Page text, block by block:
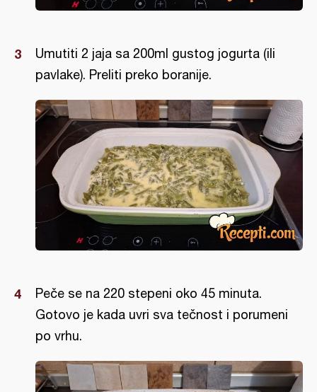
Umutiti 2 jaja sa 200ml gustog jogurta (ili
pavlake). Preliti preko boranije.
Peče se na 220 stepeni oko 45 minuta.
Gotovo je kada uvri sva tečnost i porumeni
po vrhu.